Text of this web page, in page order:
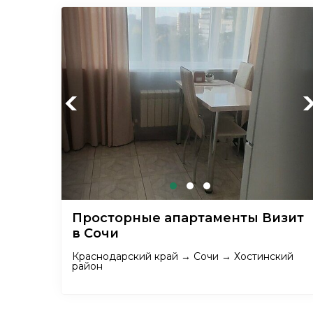
Previous
Просторные апартаменты Визит
в Сочи
Краснодарский край → Сочи → Хостинский
район